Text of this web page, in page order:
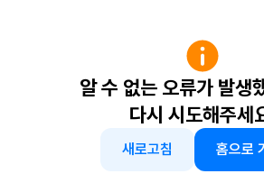
알 수 없는 오류가 발생
다시 시도해주세
새로고침 홈으로